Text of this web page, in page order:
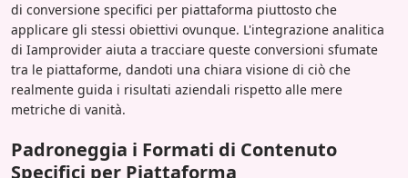
di conversione specifici per piattaforma piuttosto che
applicare gli stessi obiettivi ovunque. L'integrazione analitica
di Iamprovider aiuta a tracciare queste conversioni sfumate
tra le piattaforme, dandoti una chiara visione di ciò che
realmente guida i risultati aziendali rispetto alle mere
metriche di vanità.
Padroneggia i Formati di Contenuto
Specifici per Piattaforma